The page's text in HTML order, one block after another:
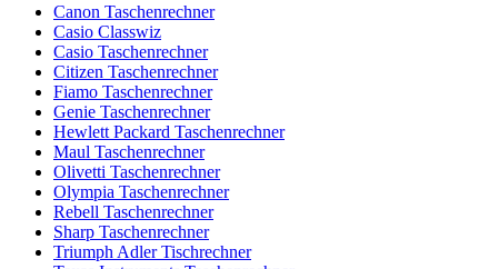
Canon Taschenrechner
Casio Classwiz
Casio Taschenrechner
Citizen Taschenrechner
Fiamo Taschenrechner
Genie Taschenrechner
Hewlett Packard Taschenrechner
Maul Taschenrechner
Olivetti Taschenrechner
Olympia Taschenrechner
Rebell Taschenrechner
Sharp Taschenrechner
Triumph Adler Tischrechner